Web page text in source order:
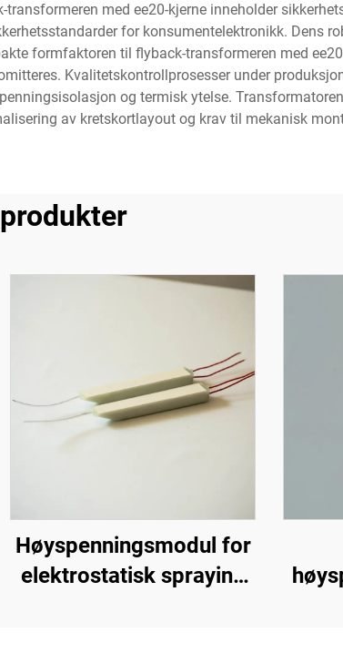
med ee20-kjerne inneholder
for konsumentelektronikk. Dens
formfaktoren til flyback-transformeren med
Kvalitetskontrollprosesser under
og termisk ytelse.
av kretskortlayout og krav til mekanisk
Høyspenningsmodul for
elektrostatisk spraying